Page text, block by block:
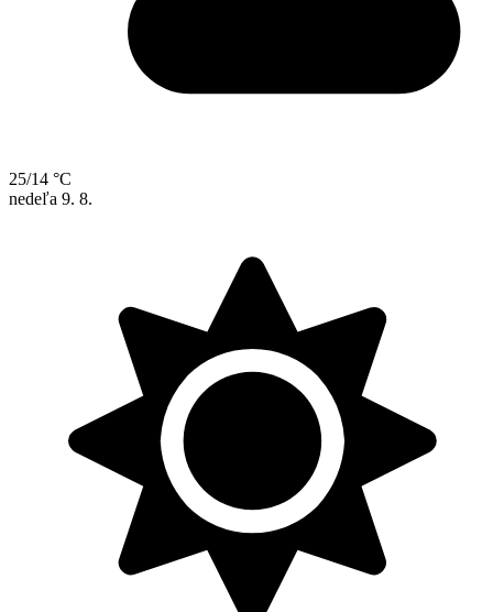
25/14 °C
nedeľa 9. 8.